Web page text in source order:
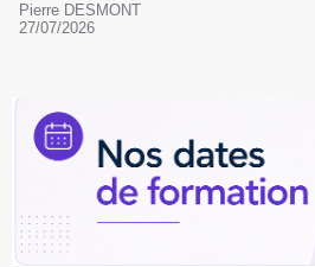
Pierre DESMONT
27/07/2026